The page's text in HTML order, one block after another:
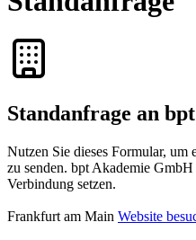
Standanfrage an
Nutzen Sie dieses Formular, um
zu senden. bpt Akademie
Verbindung setzen.
Frankfurt am Main Website